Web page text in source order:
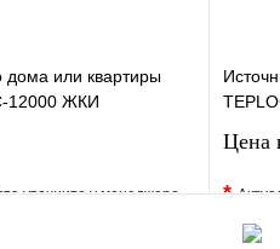
дома или квартиры
12000 ЖКИ
уточните у менеджера
Цена
*
В